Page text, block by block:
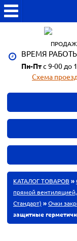
ВРЕМЯ
Пн-Птс 9-00 до
Схема
КАТАЛОГ ТОВАРОВ »
прямой
Стандарт) »Очки
защитные